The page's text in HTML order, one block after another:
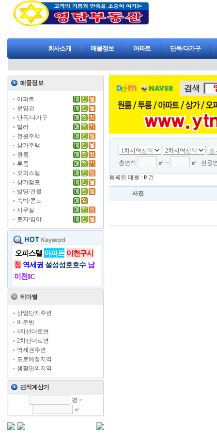
회사소개 매물정보 아파트 단독/다가구
아파트
분양권
단독/다가구
빌라
전원주택
상가주택
원룸
투룸
오피스텔
상가점포
빌딩/건물
숙박/콘도
사무실
토지/임야
오피스텔 아파트 이천구시
청 역세권 설성성호호수 남
이천IC
산업단지주변
IC주변
4차선대로변
2차선대로변
역세권주변
도로예정지역
생활편의지역
평 =
㎡
총면적 ㎡ ~ ㎡ 전용
등록된 매물 : 0 건
사진